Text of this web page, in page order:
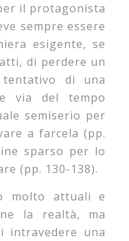
il protagonista
sempre essere
esigente, se
di perdere un
di una
via del tempo
semiserio per
a farcela (pp.
sparso per lo
(pp. 130-138).
molto attuali e
la real­tà, ma
intravedere una